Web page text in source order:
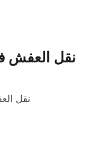
نقل العفش
نقل